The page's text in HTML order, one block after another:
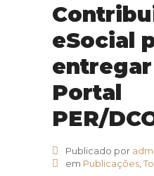
eSocial
entregar
Portal
PER/
Publicado por
em Publicações